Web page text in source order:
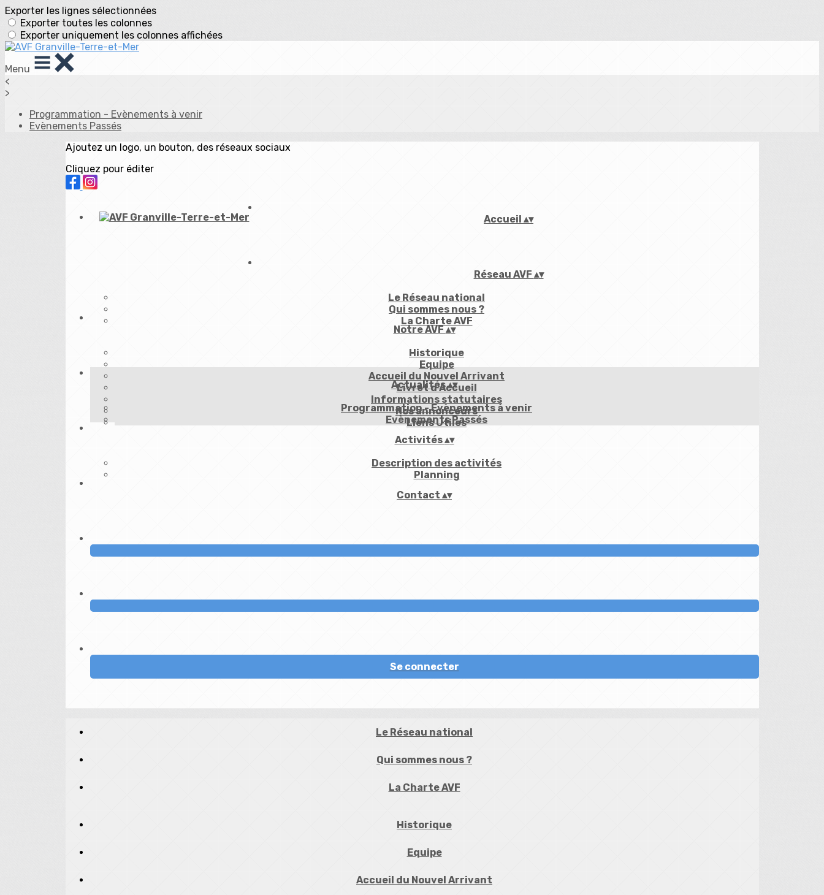
Exporter les lignes sélectionnées
Exporter toutes les colonnes
Exporter uniquement les colonnes affichées
Menu
<
>
Programmation - Evènements à venir
Evènements Passés
Ajoutez un logo, un bouton, des réseaux sociaux
Cliquez pour éditer
Accueil ▴▾
Réseau AVF ▴▾
Le Réseau national
Qui sommes nous ?
La Charte AVF
Notre AVF▴▾
Historique
Equipe
Accueil du Nouvel Arrivant
Livret d'Accueil
Informations statutaires
Nos annonceurs
Liens Utiles
Actualités▴▾
Programmation - Evènements à venir
Evènements Passés
Activités▴▾
Description des activités
Planning
Contact ▴▾
Se connecter
Le Réseau national
Qui sommes nous ?
La Charte AVF
Historique
Equipe
Accueil du Nouvel Arrivant